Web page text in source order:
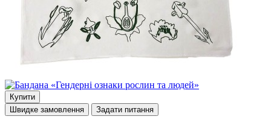
Купити
Швидке замовлення
Задати питання